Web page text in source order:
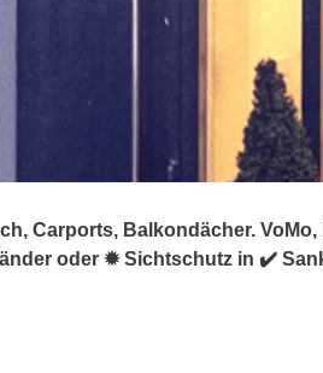
Carports, Balkondächer.
oder ✹ Sichtschutz in ✔️